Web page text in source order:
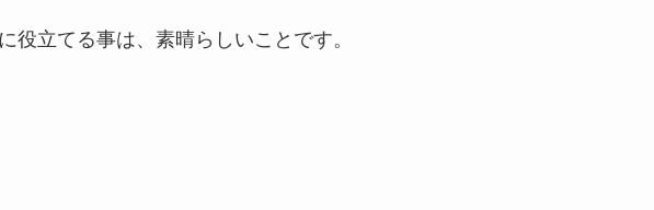
役立てる事は、素晴らしいことです。